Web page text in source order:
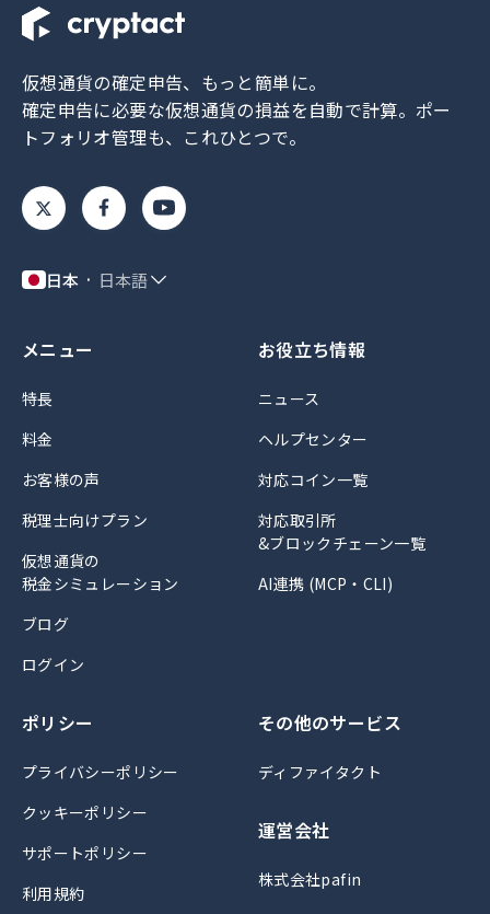
仮想通貨の確定申告、もっと簡単に。
確定申告に必要な仮想通貨の損益を自動で計算。 ポー
トフォリオ管理も、これひとつで。
日本 日本語
メニュー
特長
料金
お客様の声
税理士向けプラン
仮想通貨の
税金シミュレーション
ブログ
ログイン
お役立ち情報
ニュース
ヘルプセンター
対応コイン一覧
対応取引所
&ブロックチェーン一覧
AI連携 (MCP・CLI)
ポリシー
プライバシーポリシー
クッキーポリシー
サポートポリシー
利用規約
その他のサービス
ディファイタクト
運営会社
株式会社pafin